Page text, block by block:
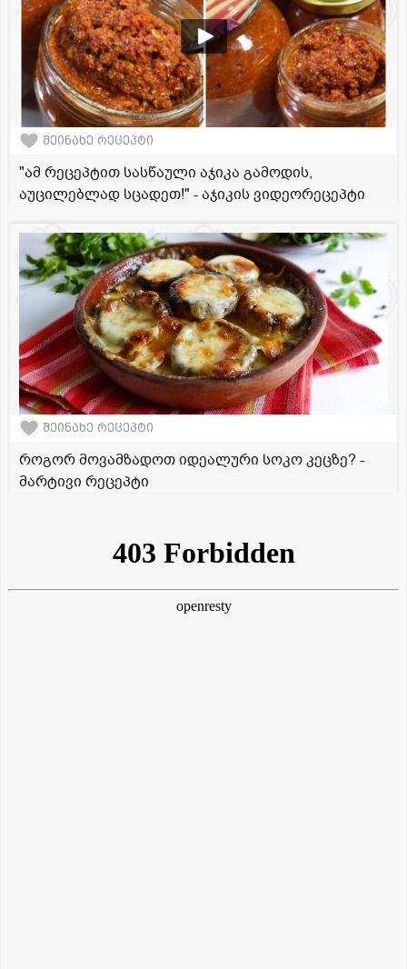
შეინახე რეცეპტი
"ამ რეცეპტით სასწაული აჯიკა გამოდის,
აუცილებლად სცადეთ!" - აჯიკის ვიდეორეცეპტი
შეინახე რეცეპტი
როგორ მოვამზადოთ იდეალური სოკო კეცზე? -
მარტივი რეცეპტი